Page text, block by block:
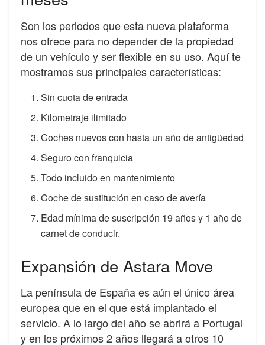
Son los periodos que esta nueva plataforma
nos ofrece para no depender de la propiedad
de un vehículo y ser flexible en su uso. Aquí te
mostramos sus principales características:
Sin cuota de entrada
Kilometraje ilimitado
Coches nuevos con hasta un año de antigüedad
Seguro con franquicia
Todo incluido en mantenimiento
Coche de sustitución en caso de avería
Edad mínima de suscripción 19 años y 1 año de
carnet de conducir.
Expansión de Astara Move
La península de España es aún el único área
europea que en el que está implantado el
servicio. A lo largo del año se abrirá a Portugal
y en los próximos 2 años llegará a otros 10